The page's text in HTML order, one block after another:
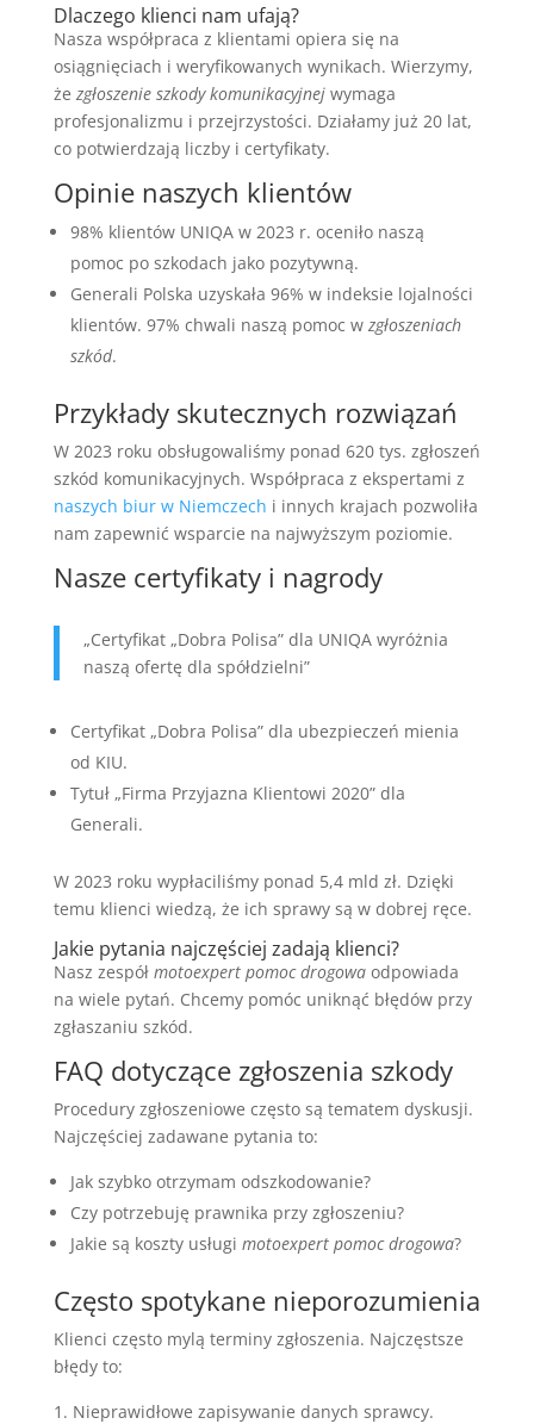
Dlaczego klienci nam ufają?
Nasza współpraca z klientami opiera się na
osiągnięciach i weryfikowanych wynikach. Wierzymy,
że zgłoszenie szkody komunikacyjnejwymaga
profesjonalizmu i przejrzystości. Działamy już 20 lat,
co potwierdzają liczby i certyfikaty.
Opinie naszych klientów
98% klientów UNIQA w 2023 r. oceniło naszą
pomoc po szkodach jako pozytywną.
Generali Polska uzyskała 96% w indeksie lojalności
klientów. 97% chwali naszą pomoc w zgłoszeniach
szkód.
Przykłady skutecznych rozwiązań
W 2023 roku obsługowaliśmy ponad 620 tys. zgłoszeń
szkód komunikacyjnych. Współpraca z ekspertami z
naszych biur w Niemczech i innych krajach pozwoliła
nam zapewnić wsparcie na najwyższym poziomie.
Nasze certyfikaty i nagrody
„Certyfikat „Dobra Polisa” dla UNIQA wyróżnia
naszą ofertę dla spółdzielni”
Certyfikat „Dobra Polisa” dla ubezpieczeń mienia
od KIU.
Tytuł „Firma Przyjazna Klientowi 2020” dla
Generali.
W 2023 roku wypłaciliśmy ponad 5,4 mld zł. Dzięki
temu klienci wiedzą, że ich sprawy są w dobrej ręce.
Jakie pytania najczęściej zadają klienci?
Nasz zespół motoexpert pomoc drogowaodpowiada
na wiele pytań. Chcemy pomóc uniknąć błędów przy
zgłaszaniu szkód.
FAQ dotyczące zgłoszenia szkody
Procedury zgłoszeniowe często są tematem dyskusji.
Najczęściej zadawane pytania to:
Jak szybko otrzymam odszkodowanie?
Czy potrzebuję prawnika przy zgłoszeniu?
Jakie są koszty usługi motoexpert pomoc drogowa?
Często spotykane nieporozumienia
Klienci często mylą terminy zgłoszenia. Najczęstsze
błędy to:
Nieprawidłowe zapisywanie danych sprawcy.